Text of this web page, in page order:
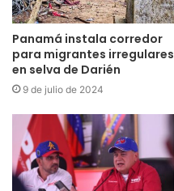
Panamá instala corredor
para migrantes irregulares
en selva de Darién
9 de julio de 2024